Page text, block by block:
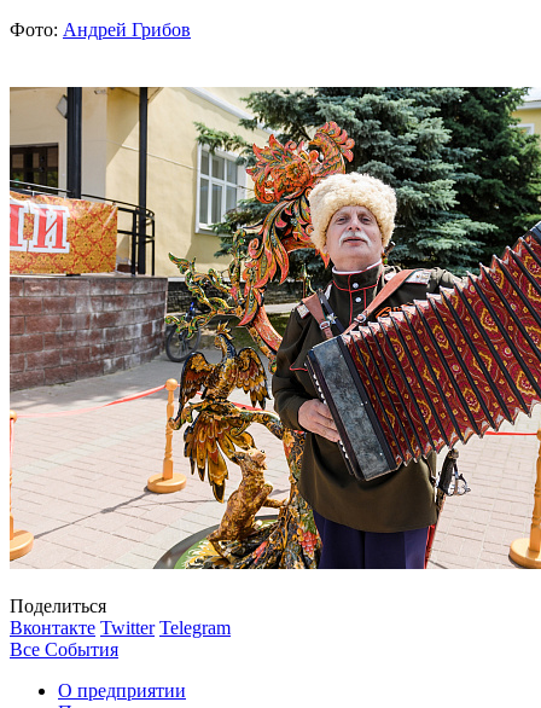
Фото: Андрей Грибов
Поделиться
Вконтакте Twitter Telegram
Все События
О предприятии